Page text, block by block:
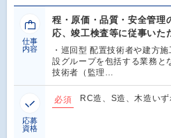
仕事
内容
程・原価・品質・安全管理
応、竣工検査等に従事いた
・巡回型 配置技術者や建方
設グループを包括する業務と
技術者（監理…
応募
資格
必須 RC造、S造、木造い